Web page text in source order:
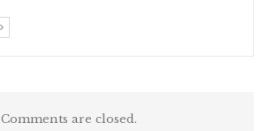
Comments are closed.